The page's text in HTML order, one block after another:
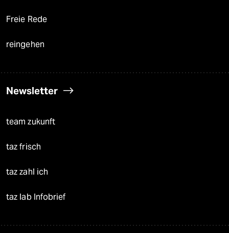
Freie Rede
reingehen
Newsletter
team zukunft
taz frisch
taz zahl ich
taz lab Infobrief